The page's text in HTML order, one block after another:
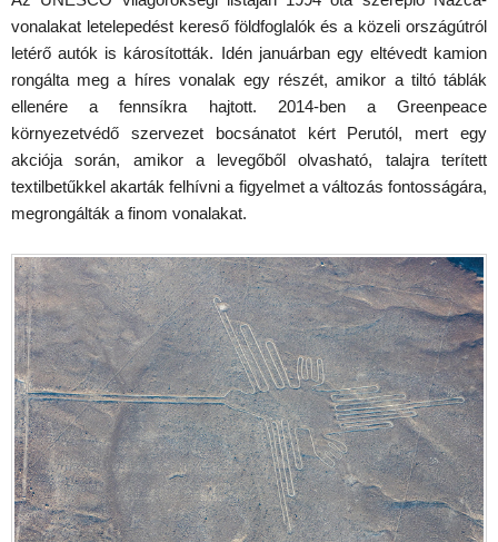
vonalakat letelepedést kereső földfoglalók és a közeli országútról
letérő autók is károsították. Idén januárban egy eltévedt kamion
rongálta meg a híres vonalak egy részét, amikor a tiltó táblák
ellenére a fennsíkra hajtott. 2014-ben a Greenpeace
környezetvédő szervezet bocsánatot kért Perutól, mert egy
akciója során, amikor a levegőből olvasható, talajra terített
textilbetűkkel akarták felhívni a figyelmet a változás fontosságára,
megrongálták a finom vonalakat.